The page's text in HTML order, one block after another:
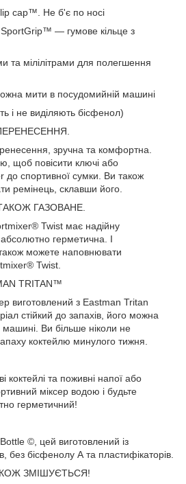
cap™. Не б'є по носі
— гумове кільце з
та мілілітрами для полегшення
мити в посудомийній машині
і не виділяють бісфенол)
зручна та комфортна.
щоб повісити ключі або
до спортивної сумки. Ви також
ремінець, склавши його.
ГАЗОВАНЕ.
Twist має надійну
герметична. І
можете наповнювати
Twist.
TRITAN™
виготовлений з Eastman Tritan
стійкий до запахів, його можна
Ви більше ніколи не
коктейлю минулого тижня.
коктейлі та поживні напої або
міксер водою і будьте
герметичний!
©, цей виготовлений із
без бісфенолу А та пластифікаторів.
ЗМІШУЄТЬСЯ!